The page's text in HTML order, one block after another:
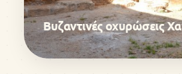
Βυζαντινές οχυρώσεις